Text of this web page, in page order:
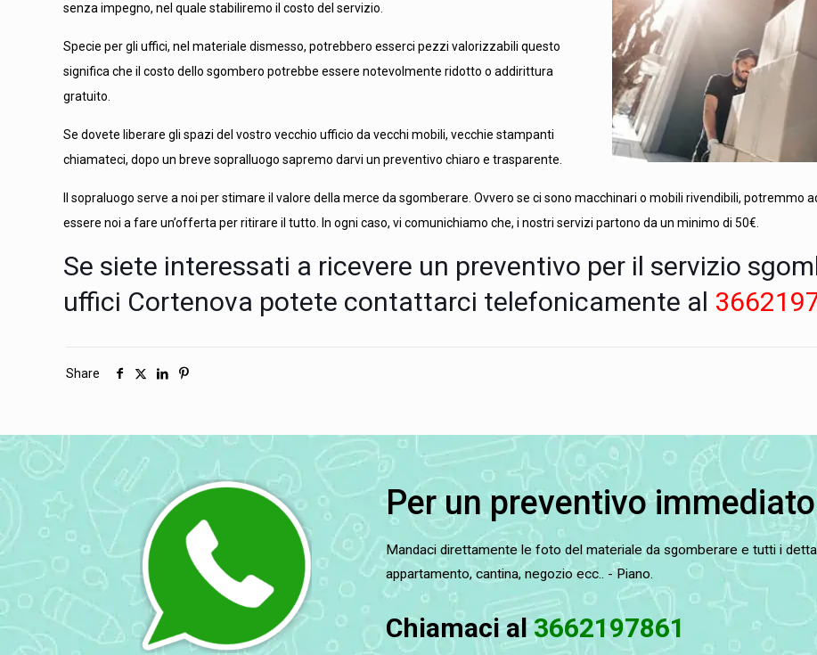
senza impegno, nel quale stabiliremo il costo del servizio.
Specie per gli uffici, nel materiale dismesso, potrebbero esserci pezzi valorizzabili questo
significa che il costo dello sgombero potrebbe essere notevolmente ridotto o addirittura
gratuito.
Se dovete liberare gli spazi del vostro vecchio ufficio da vecchi mobili, vecchie stampanti
chiamateci, dopo un breve sopralluogo sapremo darvi un preventivo chiaro e trasparente.
Il sopraluogo serve a noi per stimare il valore della merce da sgomberare. Ovvero se ci sono macchinari o mobili rivendibili, potremmo
essere noi a fare un’offerta per ritirare il tutto. In ogni caso, vi comunichiamo che, i nostri servizi partono da un minimo di 50€.
Se siete interessati a ricevere un preventivo per il servizio
uffici Cortenova potete contattarci telefonicamente al
Share
Per un preventivo
Mandaci direttamente le foto del materiale da sgomberare e tutti i
appartamento, cantina, negozio ecc.. - Piano.
Chiamaci al 3662197861